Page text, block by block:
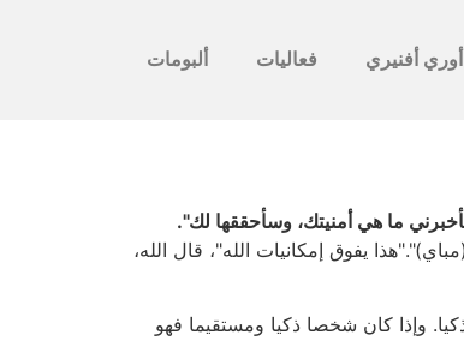
أوري أفنيري فعاليات ألبومات
ما هي أمنيتك، وسأحققها لك".
يفوق إمكانيات الله"، قال الله،
وإذا كان شخصا ذكيا ومستقيما فهو